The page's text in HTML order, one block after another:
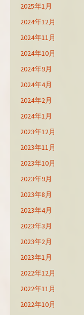
2025年1月
2024年12月
2024年11月
2024年10月
2024年9月
2024年4月
2024年2月
2024年1月
2023年12月
2023年11月
2023年10月
2023年9月
2023年8月
2023年4月
2023年3月
2023年2月
2023年1月
2022年12月
2022年11月
2022年10月